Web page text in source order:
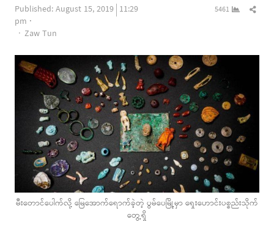
Published:August 15, 2019 11:29
pm
Author
Zaw Tun
5461
မီးတောင်ပေါက်လို့ မြေအောက်ရောက်ခဲ့တဲ့ ပွမ်ပေမြို့မှာ ရှေးဟောင်းပစ္စည်းသိုက်
တွေ့ရှိ